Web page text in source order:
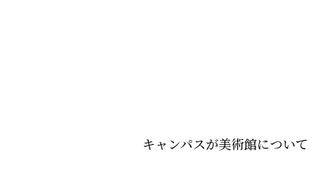
キャンパスが美術館について